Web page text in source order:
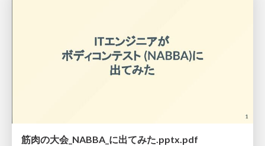
筋肉の大会_NABBA_に出てみた.pptx.pdf